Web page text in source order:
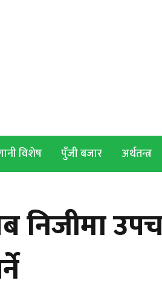
विशेष पुँजी बजार अर्थतन्त्र
निजीमा